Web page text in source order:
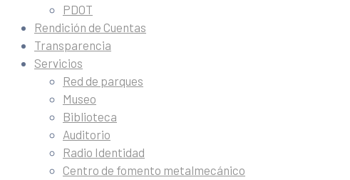
PDOT
Rendición de Cuentas
Transparencia
Servicios
Red de parques
Museo
Biblioteca
Auditorio
Radio Identidad
Centro de fomento metalmecánico